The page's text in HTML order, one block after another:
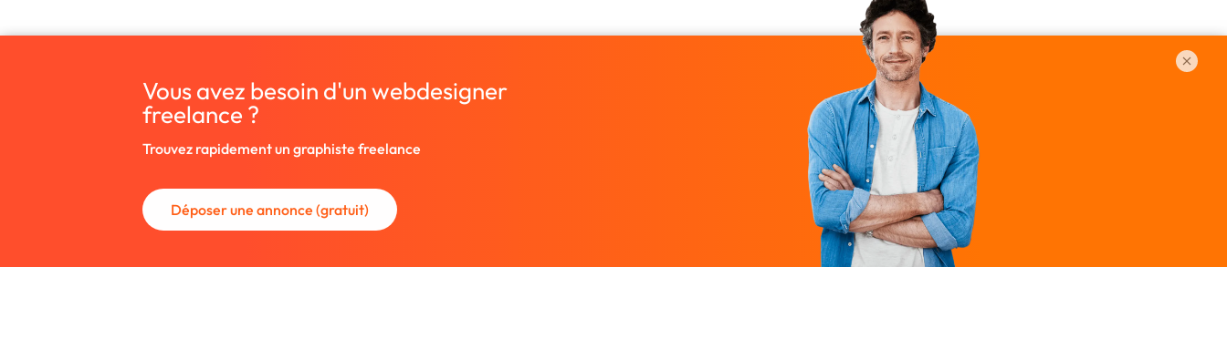
Vous avez besoin d'un webdesigner
freelance ?
Trouvez rapidement un graphiste freelance
Déposer une annonce (gratuit)